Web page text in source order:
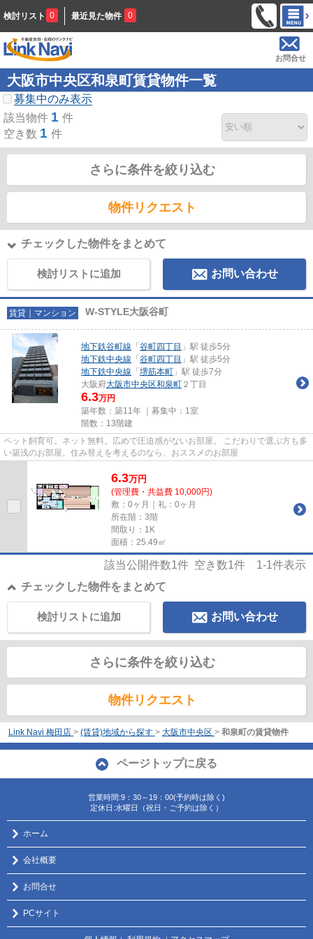
検討リスト 0 最近見た物件 0
お問合せ
大阪市中央区和泉町賃貸物件一覧
募集中のみ表示
該当物件 1 件
空き数 1 件
さらに条件を絞り込む
物件リクエスト
チェックした物件をまとめて
検討リストに追加 お問い合わせ
賃貸｜マンション W-STYLE大阪谷町
地下鉄谷町線 「 谷町四丁目 」駅 徒歩5分
地下鉄中央線 「 谷町四丁目 」駅 徒歩5分
地下鉄中央線 「 堺筋本町 」駅 徒歩7分
大阪府大阪市中央区和泉町 ２丁目
6.3万円
築年数：築11年 ｜募集中： 1室
階数：13階建
ペット飼育可。ネット無料。広めで圧迫感がないお部屋。 こだわりで選ぶ方も多
い築浅のお部屋。住み替えを考えるのなら、おススメのお部屋
6.3万円
(管理費・共益費 10,000円)
敷：0ヶ月｜礼：0ヶ月
所在階：3階
間取り：1K
面積：25.49㎡
該当公開件数1件 空き数1件 1-1件表示
チェックした物件をまとめて
お問い合わせ
検討リストに追加
さらに条件を絞り込む
物件リクエスト
Link Navi 梅田店 > (賃貸)地域から探す > 大阪市中央区 > 和泉町の賃貸物件
ページトップに戻る
営業時間:9：30～19：00(予約時は除く)
定休日:水曜日（祝日・ご予約は除く）
ホーム
会社概要
お問合せ
PCサイト